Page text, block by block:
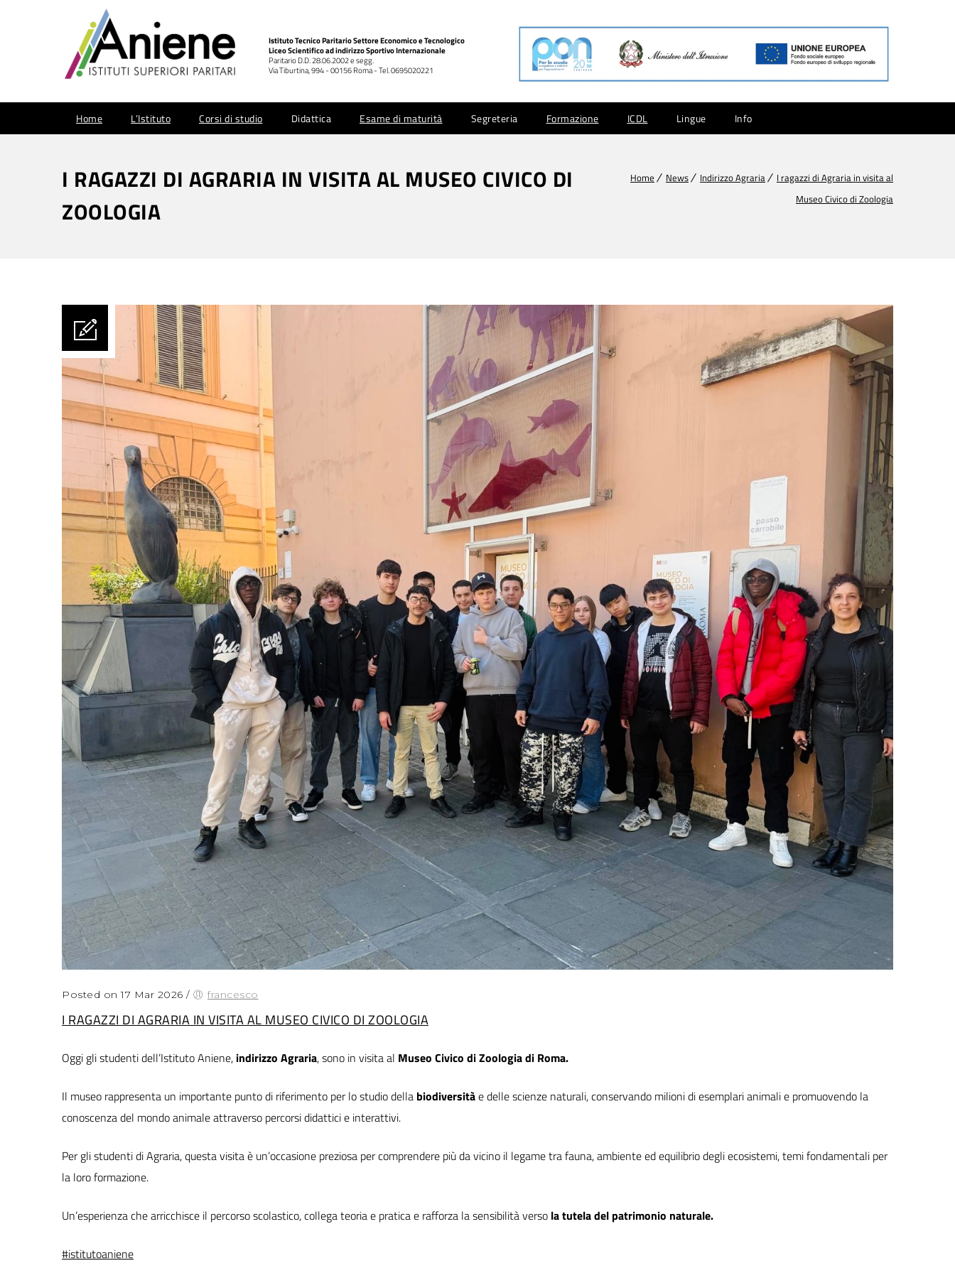
Istituto Tecnico Paritario Settore Economico e Tecnologico
Liceo Scientifico ad indirizzo Sportivo Internazionale
Paritario D.D. 28.06.2002 e segg.
Via Tiburtina, 994 - 00156 Roma - Tel. 0695020221
Home L’Istituto Corsi di studio Didattica Esame di maturità Segreteria Formazione ICDL Lingue Info
I RAGAZZI DI AGRARIA IN VISITA AL MUSEO CIVICO DI
ZOOLOGIA
Home News Indirizzo Agraria
I ragazzi di Agraria in visita al
Museo Civico di Zoologia
Posted on 17 Mar 2026 / francesco
I RAGAZZI DI AGRARIA IN VISITA AL MUSEO CIVICO DI ZOOLOGIA
Oggi gli studenti dell’Istituto Aniene, indirizzo Agraria, sono in visita al Museo Civico di Zoologia di Roma.
Il museo rappresenta un importante punto di riferimento per lo studio della biodiversitàe delle scienze naturali, conservando milioni di esemplari animali e promuovendo la
conoscenza del mondo animale attraverso percorsi didattici e interattivi.
Per gli studenti di Agraria, questa visita è un’occasione preziosa per comprendere più da vicino il legame tra fauna, ambiente ed equilibrio degli ecosistemi, temi fondamentali per
la loro formazione.
Un’esperienza che arricchisce il percorso scolastico, collega teoria e pratica e rafforza la sensibilità verso la tutela del patrimonio naturale.
#istitutoaniene